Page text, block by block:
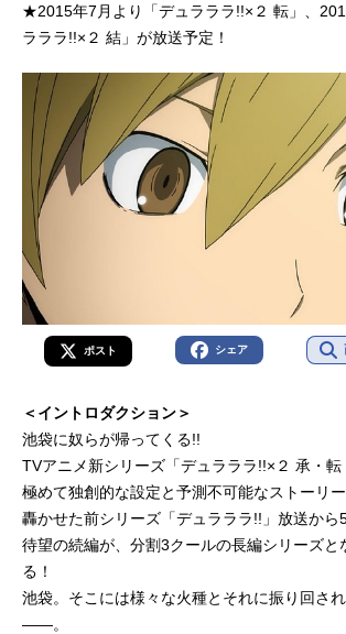
★2015年7月より「デュラララ!!×２ 転」、
ラララ!!×２ 結」が放送予定！
ポスト シェア
＜イントロダクション＞
池袋に奴らが帰ってくる!!
TVアニメ新シリーズ「デュラララ!!×２ 承・転
極めて独創的な設定と予測不可能なストーリ
轟かせた前シリーズ「デュラララ!!」放送か
待望の続編が、分割3クールの長編シリーズと
る！
池袋。そこには様々な火種とそれに振り回さ
――。